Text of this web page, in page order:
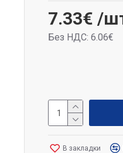
Виды опасности:
H317 Может
H319 Вызывает
H411 Токсичен
7.33€ /
Без НДС: 6.06€
В закладки